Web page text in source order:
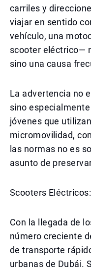
carriles y
viajar en sentido
vehículo, una
scooter eléctrico—
sino una causa
La advertencia no
sino
jóvenes que
micromovilidad,
las normas no es
asunto de
Scooters
Con la llegada de
número creciente
de transporte
urbanas de Dubái.